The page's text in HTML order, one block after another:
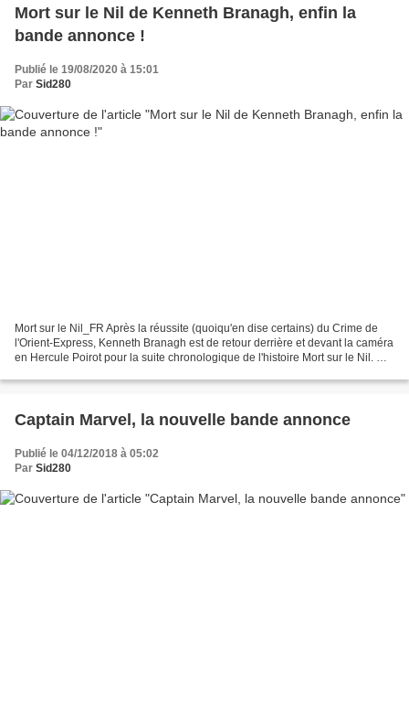
Mort sur le Nil de Kenneth Branagh, enfin la
bande annonce !
Publié le 19/08/2020 à 15:01
Par Sid280
Mort sur le Nil_FR Après la réussite (quoiqu'en dise certains) du Crime de
l'Orient-Express, Kenneth Branagh est de retour derrière et devant la caméra
en Hercule Poirot pour la suite chronologique de l'histoire Mort sur le Nil. Gal
Captain Marvel, la nouvelle bande annonce
Publié le 04/12/2018 à 05:02
Par Sid280